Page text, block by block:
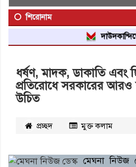
শিরোনাম
দাউদকান্দিতে
ধর্ষণ, মাদক, ডাকাতি এবং
প্রতিরোধে সরকারের
উচিত
প্রচ্ছদ মুক্ত কলাম
মেঘনা নিউজ